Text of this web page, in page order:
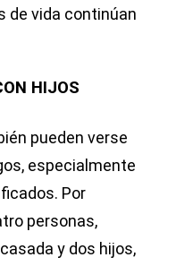
de vida continúan
HIJOS
pueden verse
especialmente
Por
personas,
y dos hijos,